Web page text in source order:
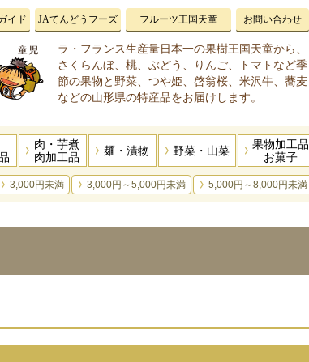
イド JAてんどうフーズ フルーツ王国天童 お問い合わせ
ラ・フランス生産量日本一の果樹王国天童から、
さくらんぼ、桃、ぶどう、りんご、トマトなど季
節の果物と野菜、つや姫、啓翁桜、米沢牛、蕎麦
などの山形県の特産品をお届けします。
肉・芋煮
肉加工品
麺・漬物 野菜・山菜
果物加工品
お菓子
3,000円未満 3,000円～5,000円未満 5,000円～8,000円未満